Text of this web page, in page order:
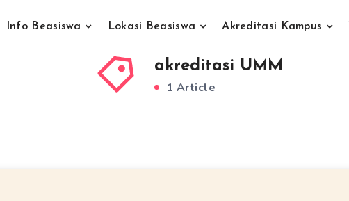
Info Beasiswa Lokasi Beasiswa Akreditasi Kampus
akreditasi UMM
1 Article